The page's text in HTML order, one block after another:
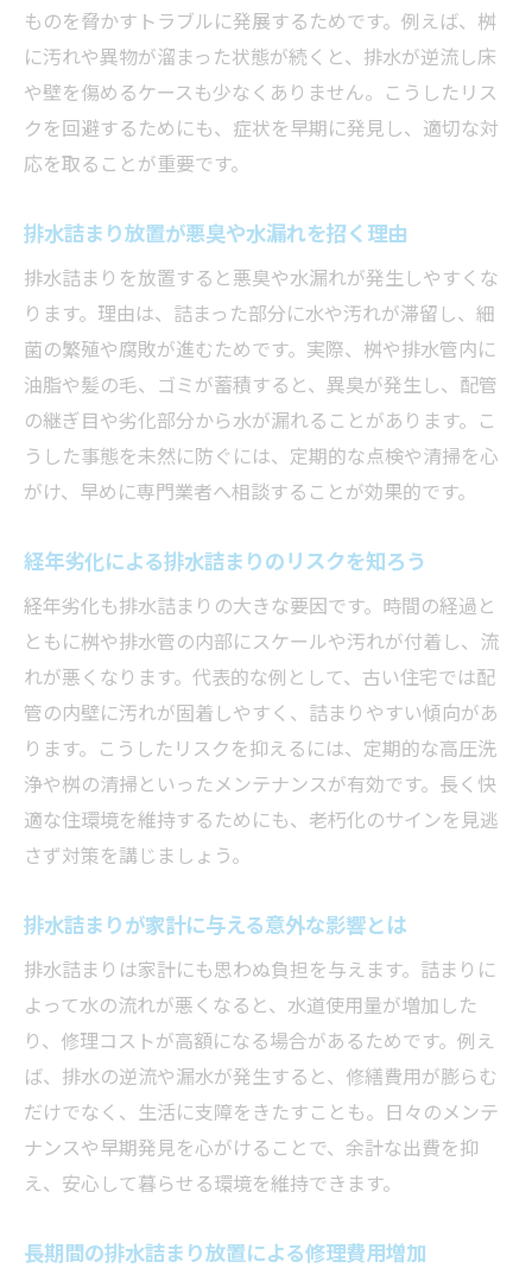
ものを脅かすトラブルに発展するためです。例えば、桝
に汚れや異物が溜まった状態が続くと、排水が逆流し床
や壁を傷めるケースも少なくありません。こうしたリス
クを回避するためにも、症状を早期に発見し、適切な対
応を取ることが重要です。
排水詰まり放置が悪臭や水漏れを招く理由
排水詰まりを放置すると悪臭や水漏れが発生しやすくな
ります。理由は、詰まった部分に水や汚れが滞留し、細
菌の繁殖や腐敗が進むためです。実際、桝や排水管内に
油脂や髪の毛、ゴミが蓄積すると、異臭が発生し、配管
の継ぎ目や劣化部分から水が漏れることがあります。こ
うした事態を未然に防ぐには、定期的な点検や清掃を心
がけ、早めに専門業者へ相談することが効果的です。
経年劣化による排水詰まりのリスクを知ろう
経年劣化も排水詰まりの大きな要因です。時間の経過と
ともに桝や排水管の内部にスケールや汚れが付着し、流
れが悪くなります。代表的な例として、古い住宅では配
管の内壁に汚れが固着しやすく、詰まりやすい傾向があ
ります。こうしたリスクを抑えるには、定期的な高圧洗
浄や桝の清掃といったメンテナンスが有効です。長く快
適な住環境を維持するためにも、老朽化のサインを見逃
さず対策を講じましょう。
排水詰まりが家計に与える意外な影響とは
排水詰まりは家計にも思わぬ負担を与えます。詰まりに
よって水の流れが悪くなると、水道使用量が増加した
り、修理コストが高額になる場合があるためです。例え
ば、排水の逆流や漏水が発生すると、修繕費用が膨らむ
だけでなく、生活に支障をきたすことも。日々のメンテ
ナンスや早期発見を心がけることで、余計な出費を抑
え、安心して暮らせる環境を維持できます。
長期間の排水詰まり放置による修理費用増加